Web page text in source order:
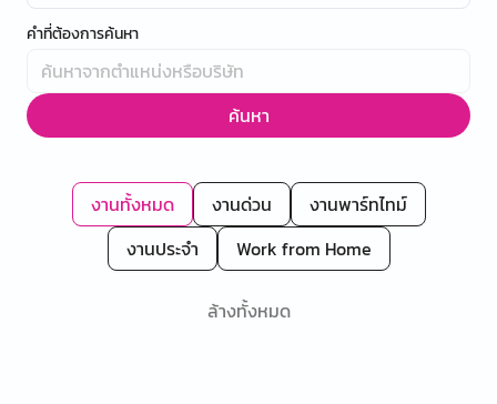
คำที่ต้องการค้นหา
ค้นหา
งานทั้งหมด งานด่วน
งานพาร์ทไทม์
งานประจำ
Work from Home
ล้างทั้งหมด